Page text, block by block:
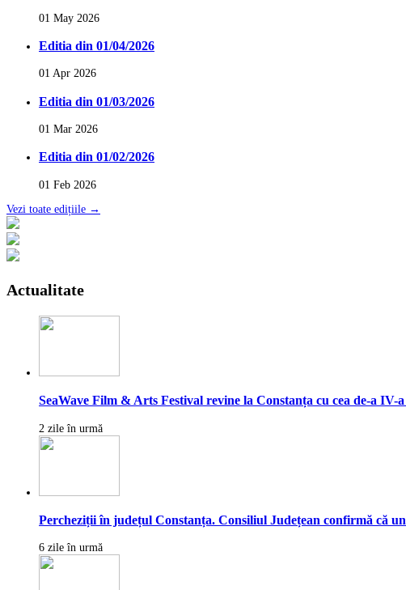
01 May 2026
Editia din 01/04/2026
01 Apr 2026
Editia din 01/03/2026
01 Mar 2026
Editia din 01/02/2026
01 Feb 2026
Vezi toate edițiile →
Actualitate
SeaWave Film & Arts Festival revine la Constanța cu cea de-a IV-
2 zile în urmă
Percheziții în județul Constanța. Consiliul Județean confirmă că
6 zile în urmă